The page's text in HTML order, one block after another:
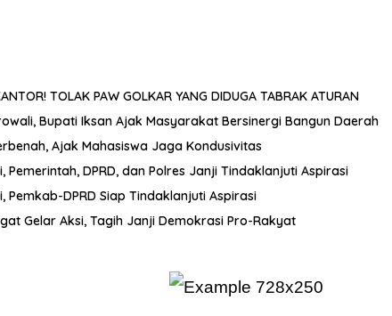
TOLAK PAW GOLKAR YANG DIDUGA TABRAK ATURAN
Bupati Iksan Ajak Masyarakat Bersinergi Bangun Daerah
Ajak Mahasiswa Jaga Kondusivitas
DPRD, dan Polres Janji Tindaklanjuti Aspirasi
DPRD Siap Tindaklanjuti Aspirasi
Gelar Aksi, Tagih Janji Demokrasi Pro-Rakyat